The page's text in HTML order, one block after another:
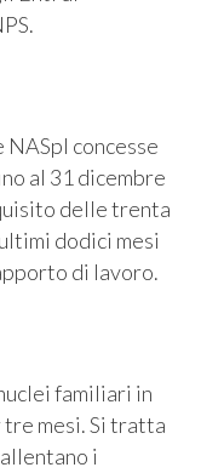
concesse
al 31 dicembre
delle trenta
dodici mesi
di lavoro.
familiari in
mesi. Si tratta
i